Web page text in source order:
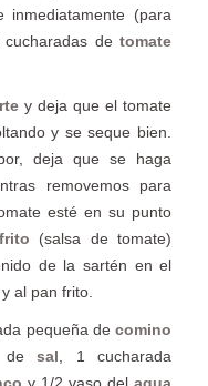
(para
cucharadas detomate
y deja que el tomate
y se seque bien.
deja que se haga
removemos para
esté en su punto
(salsa de tomate)
de la sartén en el
al pan frito.
pequeña decomino
desal , 1 cucharada